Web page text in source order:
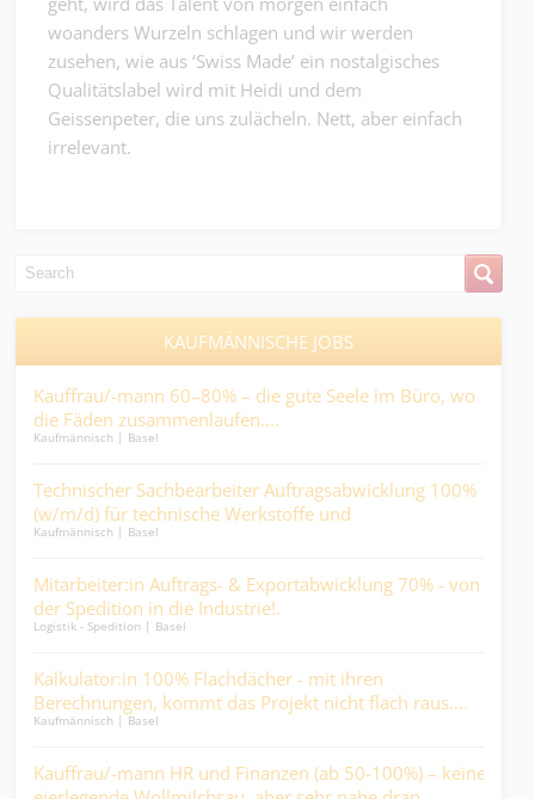
woanders Wurzeln schlagen und wir werden
zusehen, wie aus ‘Swiss Made’ ein nostalgisches
Qualitätslabel wird mit Heidi und dem
Geissenpeter, die uns zulächeln. Nett, aber einfach
irrelevant.
KAUFMÄNNISCHE JOBS
Kauffrau/-mann 60–80% – die gute Seele im Büro, wo
die Fäden zusammenlaufen....
Kaufmännisch | Basel
Technischer Sachbearbeiter Auftragsabwicklung 100%
(w/m/d) für technische Werkstoffe und
Industrieprodukte.
Kaufmännisch | Basel
Mitarbeiter:in Auftrags- & Exportabwicklung 70% - von
der Spedition in die Industrie!.
Logistik - Spedition | Basel
Kalkulator:in 100% Flachdächer - mit ihren
Berechnungen, kommt das Projekt nicht flach raus….
Kaufmännisch | Basel
Kauffrau/-mann HR und Finanzen (ab 50-100%) – keine